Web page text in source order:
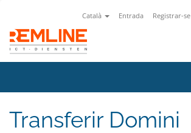
Català Entrada Registrar-se
Transferir Domini